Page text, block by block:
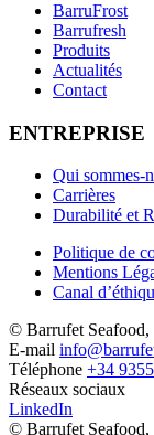
BarruFrost
Barrufresh
Produits
Actualités
Contact
ENTREPRISE
Qui sommes-
Carrières
Durabilité et
Politique de
Mentions
Canal
© Barrufet Seafood,
E-mail
Téléphone +34
Réseaux sociaux
LinkedIn
© Barrufet Seafood,